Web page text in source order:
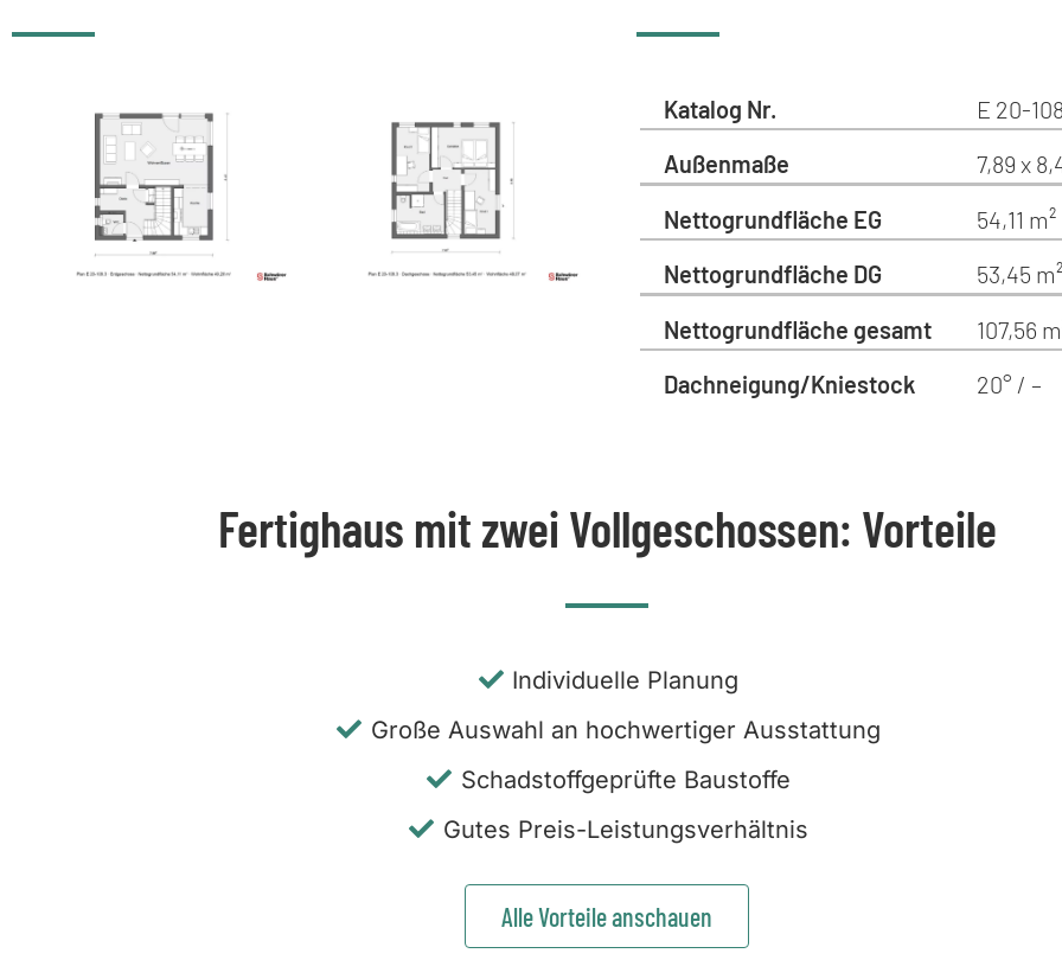
Katalog Nr.
E 20-
Außenmaße
7,89 x
Nettogrundfläche EG
54,11 m²
Nettogrundfläche DG
53,45 m²
Nettogrundfläche gesamt
107,56
Dachneigung/Kniestock
20° / –
Fertighaus mit zwei Vollgeschossen: Vorteile
Individuelle Planung
Große Auswahl an hochwertiger Ausstattung
Schadstoffgeprüfte Baustoffe
Gutes Preis-Leistungsverhältnis
Alle Vorteile anschauen